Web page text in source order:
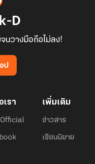
D
นวางมือถือไม่ลง!
ป
รา
Official
เพิ่มเติม
ข่าวสาร
เขียนนิยาย